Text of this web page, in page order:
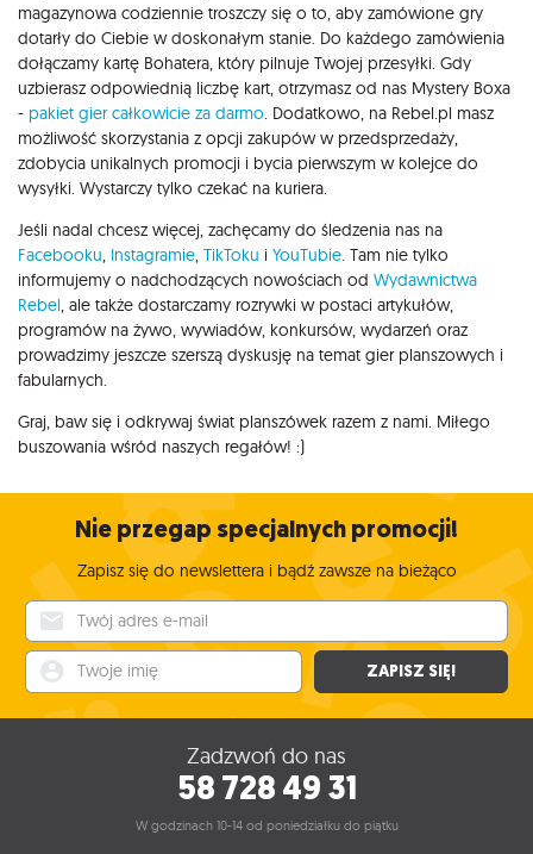
magazynowa codziennie troszczy się o to, aby zamówione gry
dotarły do Ciebie w doskonałym stanie. Do każdego zamówienia
dołączamy kartę Bohatera, który pilnuje Twojej przesyłki. Gdy
uzbierasz odpowiednią liczbę kart, otrzymasz od nas Mystery Boxa
- pakiet gier całkowicie za darmo. Dodatkowo, na Rebel.pl masz
możliwość skorzystania z opcji zakupów w przedsprzedaży,
zdobycia unikalnych promocji i bycia pierwszym w kolejce do
wysyłki. Wystarczy tylko czekać na kuriera.
Jeśli nadal chcesz więcej, zachęcamy do śledzenia nas na
Facebooku, Instagramie, TikToku i YouTubie. Tam nie tylko
informujemy o nadchodzących nowościach od Wydawnictwa
Rebel, ale także dostarczamy rozrywki w postaci artykułów,
programów na żywo, wywiadów, konkursów, wydarzeń oraz
prowadzimy jeszcze szerszą dyskusję na temat gier planszowych i
fabularnych.
Graj, baw się i odkrywaj świat planszówek razem z nami. Miłego
buszowania wśród naszych regałów! :)
Nie przegap specjalnych promocji!
Zapisz się do newslettera i bądź zawsze na bieżąco
ZAPISZ SIĘ!
Zadzwoń do nas
58 728 49 31
W godzinach 10-14 od poniedziałku do piątku